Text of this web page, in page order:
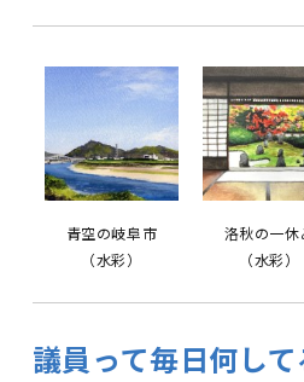
青空の岐阜市
（水彩）
洛秋の一休
（水彩）
議員って毎日何して